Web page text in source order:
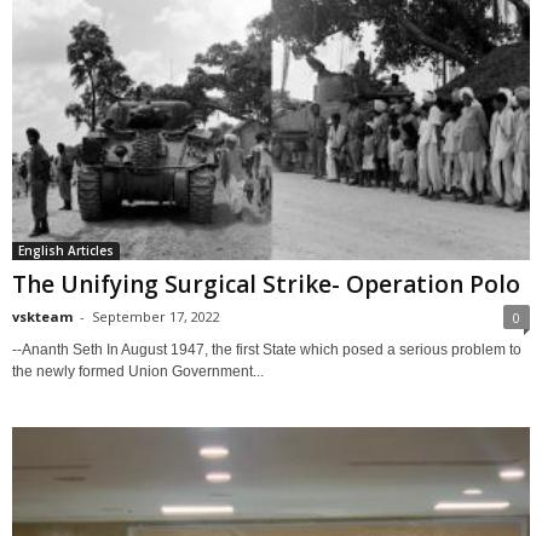
English Articles
The Unifying Surgical Strike- Operation Polo
vskteam - September 17, 2022 0
--Ananth Seth In August 1947, the first State which posed a serious problem to
the newly formed Union Government...